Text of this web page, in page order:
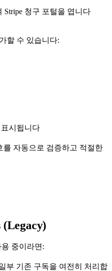
Stripe 청구 포털을 엽니다
할 수 있습니다:
시됩니다
를 자동으로 검증하고 적절한
(Legacy)
중이라면:
부 기존 구독을 여전히 처리합